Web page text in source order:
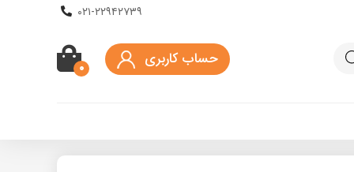
۰۲۱-۲۲۹۴۲۷۳۹
۰ حساب کاربری